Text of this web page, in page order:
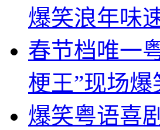
爆笑浪年味
春节档唯一
梗王”现场爆
爆笑粤语喜